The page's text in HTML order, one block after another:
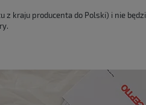
kraju producenta do Polski) i nie